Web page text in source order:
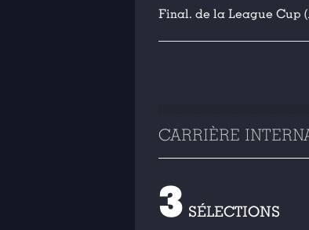
Final. de la League Cup
CARRIÈRE
3 SÉLECTIONS